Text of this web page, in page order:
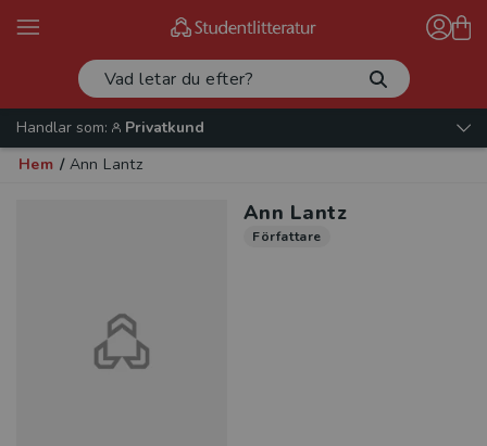
Handlar som:
Privatkund
Hem / Ann Lantz
Ann Lantz
Författare